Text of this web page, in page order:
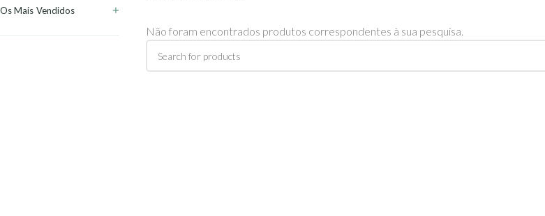
Os Mais Vendidos
Não foram encontrados produtos correspondentes à sua pesquisa.